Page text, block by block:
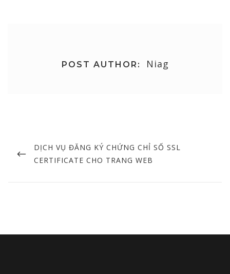
POST AUTHOR: Niag
navigation
PREVIOUS
POST
DỊCH VỤ ĐĂNG KÝ CHỨNG CHỈ SỐ SSL
CERTIFICATE CHO TRANG WEB